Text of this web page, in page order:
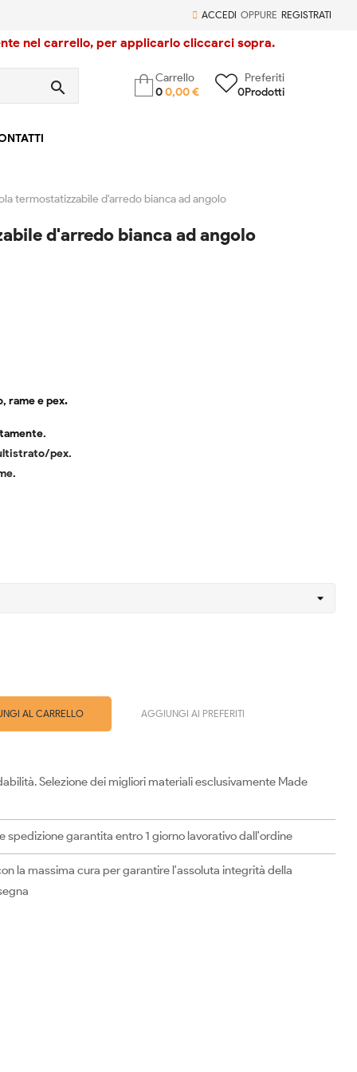
ACCEDI OPPURE REGISTRATI
nel carrello, per applicarlo cliccarci sopra.
search
Carrello
00,00 €
Preferiti
0Prodotti
termostatizzabile d'arredo bianca ad angolo
d'arredo bianca ad angolo
rame e pex.
pex.
.
AL CARRELLO AGGIUNGI AI PREFERITI
Selezione dei migliori materiali esclusivamente Made
spedizione garantita entro 1 giorno lavorativo dall'ordine
la massima cura per garantire l'assoluta integrità della